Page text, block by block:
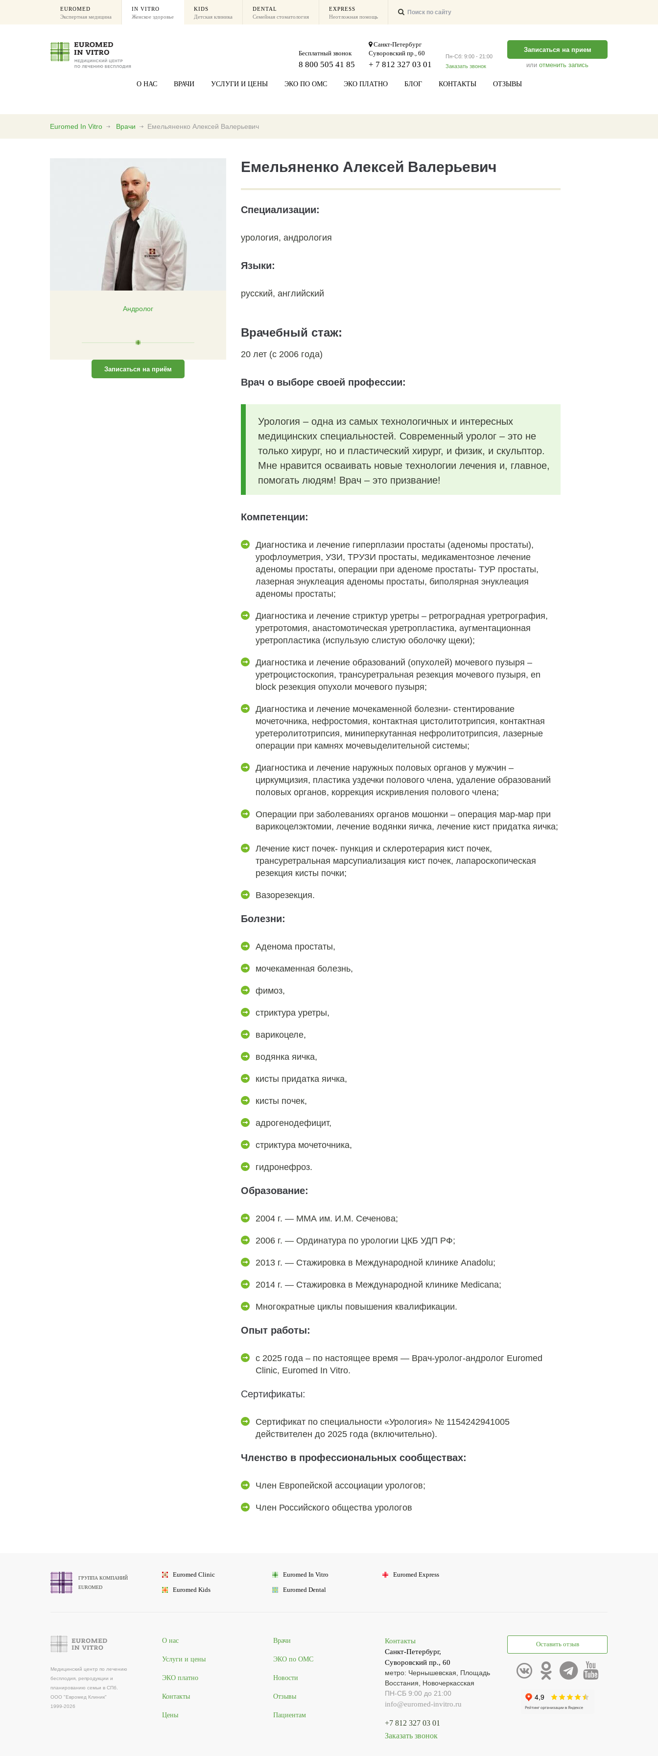
EUROMED
Экспертная медицина
IN VITRO
Женское здоровье
KIDS
Детская клиника
DENTAL
Семейная стоматология
EXPRESS
Неотложная помощь
Бесплатный звонок
8 800 505 41 85
Санкт-Петербург
Суворовский пр., 60
+ 7 812 327 03 01
Пн-Сб: 9:00 - 21:00
Заказать звонок
Записаться на прием
или отменить запись
О НАС ВРАЧИ УСЛУГИ И ЦЕНЫ ЭКО ПО ОМС ЭКО ПЛАТНО БЛОГ КОНТАКТЫ ОТЗЫВЫ
Euromed In Vitro Врачи Емельяненко Алексей Валерьевич
Андролог
Записаться на приём
Емельяненко Алексей Валерьевич
Специализации:
урология, андрология
Языки:
русский, английский
Врачебный стаж:
20 лет (с 2006 года)
Врач о выборе своей профессии:
Урология – одна из самых технологичных и интересных
медицинских специальностей. Современный уролог – это не
только хирург, но и пластический хирург, и физик, и скульптор.
Мне нравится осваивать новые технологии лечения и, главное,
помогать людям! Врач – это призвание!
Компетенции:
Диагностика и лечение гиперплазии простаты (аденомы простаты),
урофлоуметрия, УЗИ, ТРУЗИ простаты, медикаментозное лечение
аденомы простаты, операции при аденоме простаты- ТУР простаты,
лазерная энуклеация аденомы простаты, биполярная энуклеация
аденомы простаты;
Диагностика и лечение стриктур уретры – ретроградная уретрография,
уретротомия, анастомотическая уретропластика, аугментационная
уретропластика (испульзую слистую оболочку щеки);
Диагностика и лечение образований (опухолей) мочевого пузыря –
уретроцистоскопия, трансуретральная резекция мочевого пузыря, en
block резекция опухоли мочевого пузыря;
Диагностика и лечение мочекаменной болезни- стентирование
мочеточника, нефростомия, контактная цистолитотрипсия, контактная
уретеролитотрипсия, миниперкутанная нефролитотрипсия, лазерные
операции при камнях мочевыделительной системы;
Диагностика и лечение наружных половых органов у мужчин –
циркумцизия, пластика уздечки полового члена, удаление образований
половых органов, коррекция искривления полового члена;
Операции при заболеваниях органов мошонки – операция мар-мар при
варикоцелэктомии, лечение водянки яичка, лечение кист придатка яичка;
Лечение кист почек- пункция и склеротерария кист почек,
трансуретральная марсупиализация кист почек, лапароскопическая
резекция кисты почки;
Вазорезекция.
Болезни:
Аденома простаты,
мочекаменная болезнь,
фимоз,
стриктура уретры,
варикоцеле,
водянка яичка,
кисты придатка яичка,
кисты почек,
адрогенодефицит,
стриктура мочеточника,
гидронефроз.
Образование:
2004 г. — ММА им. И.М. Сеченова;
2006 г. — Ординатура по урологии ЦКБ УДП РФ;
2013 г. — Стажировка в Международной клинике Anadolu;
2014 г. — Стажировка в Международной клинике Medicana;
Многократные циклы повышения квалификации.
Опыт работы:
с 2025 года – по настоящее время — Врач-уролог-андролог Euromed
Clinic, Euromed In Vitro.
Сертификаты:
Сертификат по специальности «Урология» № 1154242941005
действителен до 2025 года (включительно).
Членство в профессиональных сообществах:
Член Европейской ассоциации урологов;
Член Российского общества урологов
ГРУППА КОМПАНИЙ
EUROMED
Euromed Clinic Euromed In Vitro EuromedExpress
Euromed Kids Euromed Dental
Медицинский центр по лечению
бесплодия, репродукции и
планированию семьи в СПб.
ООО "Евромед Клиник"
1999-2026
О нас Врачи
Услуги и цены ЭКО по ОМС
ЭКО платно Новости
Контакты Отзывы
Цены Пациентам
Контакты
Санкт-Петербург,
Суворовский пр., 60
метро: Чернышевская, Площадь
Восстания, Новочеркасская
ПН-СБ 9:00 до 21:00
info@euromed-invitro.ru
+7 812 327 03 01
Заказать звонок
Оставить отзыв